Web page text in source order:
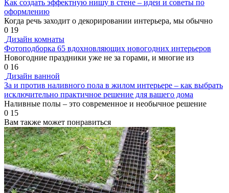
Как создать эффектную нишу в стене – идеи и советы по
оформлению
Когда речь заходит о декорировании интерьера, мы обычно
0 19
Дизайн комнаты
Фотоподборка 65 вдохновляющих новогодних интерьеров
Новогодние праздники уже не за горами, и многие из
0 16
Дизайн ванной
За и против наливного пола в жилом интерьере – как выбрать
исключительно практичное решение для вашего дома
Наливные полы – это современное и необычное решение
0 15
Вам также может понравиться